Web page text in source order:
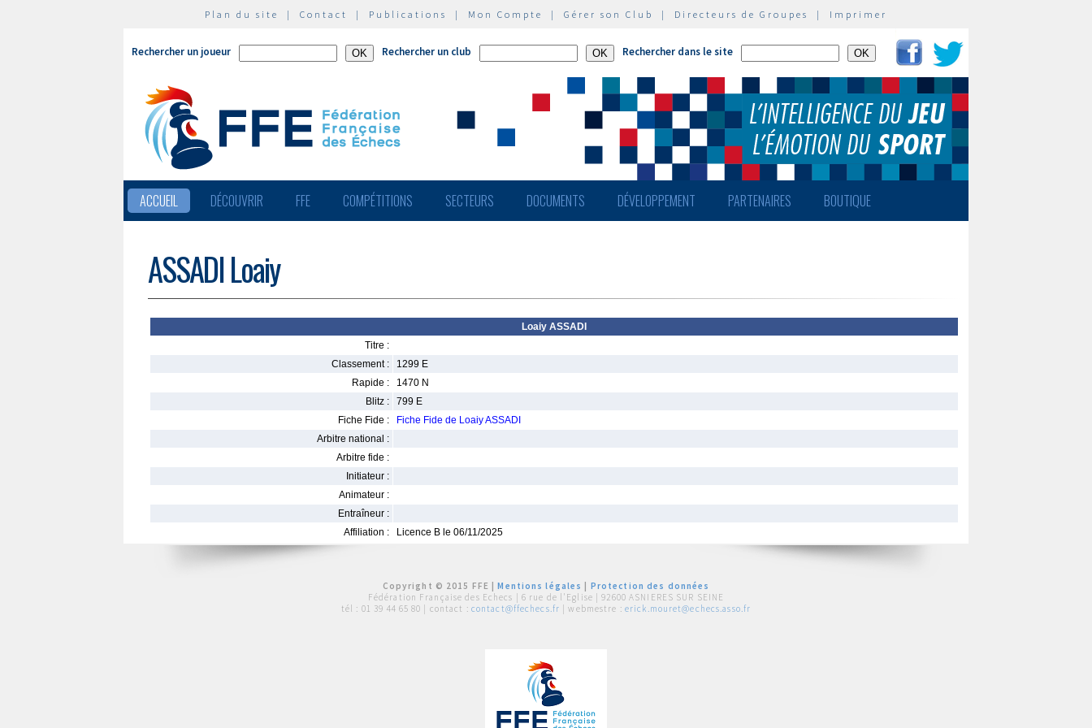
Plan du site | Contact | Publications | Mon Compte | Gérer son Club | Directeurs de Groupes | Imprimer
Rechercher un joueur Rechercher un club Rechercher dans le site
ACCUEIL DÉCOUVRIR FFE COMPÉTITIONS SECTEURS DOCUMENTS DÉVELOPPEMENT PARTENAIRES BOUTIQUE
ASSADI Loaiy
Loaiy ASSADI
Titre :
Classement :
1299 E
Rapide :
1470 N
Blitz :
799 E
Fiche Fide :
Fiche Fide de Loaiy ASSADI
Arbitre national :
Arbitre fide :
Initiateur :
Animateur :
Entraîneur :
Affiliation :
Licence B le 06/11/2025
Copyright © 2015 FFE |Mentions légales
Protection des données
Fédération Française des Echecs | 6 rue de l'Eglise | 92600 ASNIERES SUR SEINE
tél : 01 39 44 65 80 | contact : contact@ffechecs.fr | webmestre : erick.mouret@echecs.asso.fr